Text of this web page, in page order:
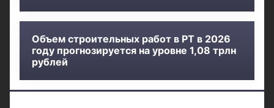
Объем строительных работ в РТ в 2026
году прогнозируется на уровне 1,08 трлн
рублей